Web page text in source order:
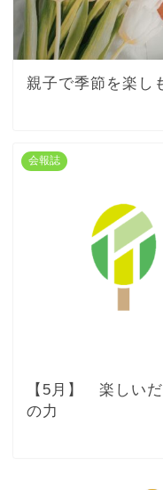
親子で季節を楽
会報誌
【5月】 楽しい
の力